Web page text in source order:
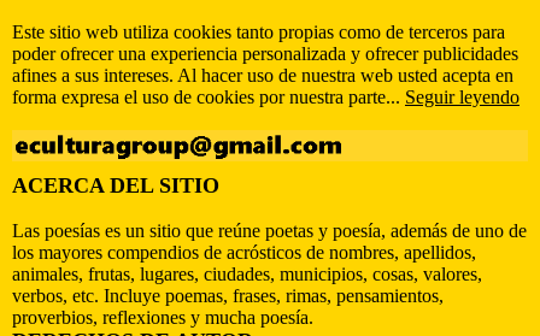
Este sitio web utiliza cookies tanto propias como de terceros para
poder ofrecer una experiencia personalizada y ofrecer publicidades
afines a sus intereses. Al hacer uso de nuestra web usted acepta en
forma expresa el uso de cookies por nuestra parte... Seguir leyendo
ACERCA DEL SITIO
Las poesías es un sitio que reúne poetas y poesía, además de uno de
los mayores compendios de acrósticos de nombres, apellidos,
animales, frutas, lugares, ciudades, municipios, cosas, valores,
verbos, etc. Incluye poemas, frases, rimas, pensamientos,
proverbios, reflexiones y mucha poesía.